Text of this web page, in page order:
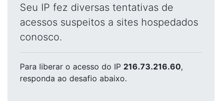
Seu IP fez diversas tentativas de
acessos suspeitos a sites hospedados
conosco.
Para liberar o acesso do IP 216.73.216.60,
responda ao desafio abaixo.